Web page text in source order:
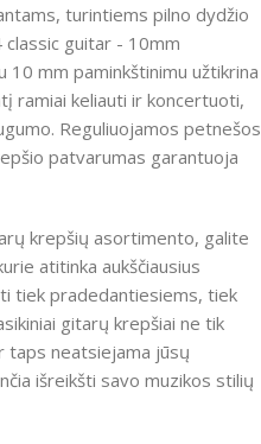
turintiems pilno dydžio
guitar - 10mm
mm paminkštinimu užtikrina
ramiai keliauti ir koncertuoti,
Reguliuojamos petnešos
patvarumas garantuoja
krepšių asortimento, galite
atitinka aukščiausius
tiek pradedantiesiems, tiek
gitarų krepšiai ne tik
taps neatsiejama jūsų
išreikšti savo muzikos stilių